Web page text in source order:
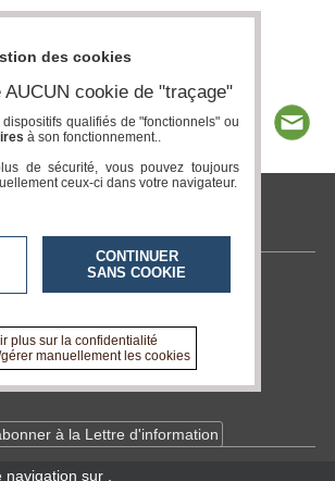
à la Lettre d'information
navigation sur
des cookies
cookie de "traçage"
qualifiés de "fonctionnels" ou
à son fonctionnement..
de sécurité, vous pouvez toujours
ceux-ci dans votre navigateur.
CONTINUER
SANS COOKIE
plus sur la confidentialité
manuellement les cookies